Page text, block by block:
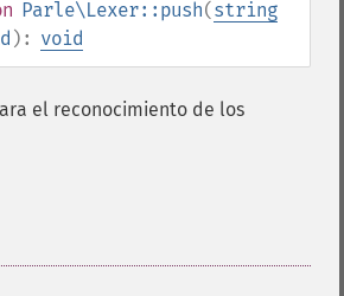
Parle\Lexer::push(string
): void
el reconocimiento de los